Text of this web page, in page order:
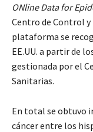
ONline Data for
Centro de Control y
plataforma se
EE.UU. a partir de
gestionada por el
Sanitarias.
En total se obtuvo
cáncer entre los